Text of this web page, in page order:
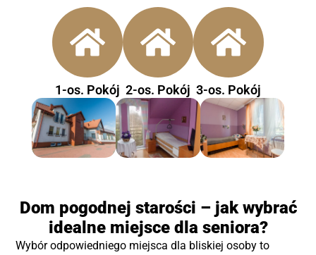
1-os. Pokój 2-os. Pokój 3-os. Pokój
Dom pogodnej starości – jak wybrać
idealne miejsce dla seniora?
Wybór odpowiedniego miejsca dla bliskiej osoby to